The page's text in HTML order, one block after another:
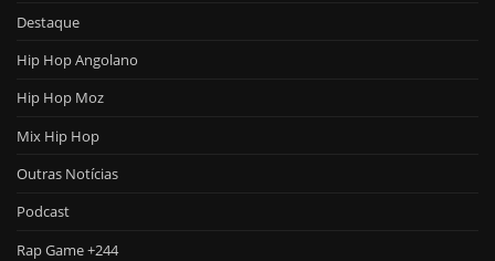
Destaque
Hip Hop Angolano
Hip Hop Moz
Mix Hip Hop
Outras Notícias
Podcast
Rap Game +244